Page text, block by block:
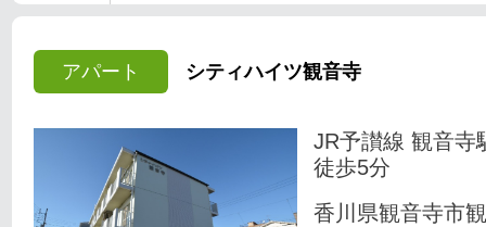
アパート シティハイツ観音寺
JR予讃線 観音寺
徒歩5分
香川県観音寺市